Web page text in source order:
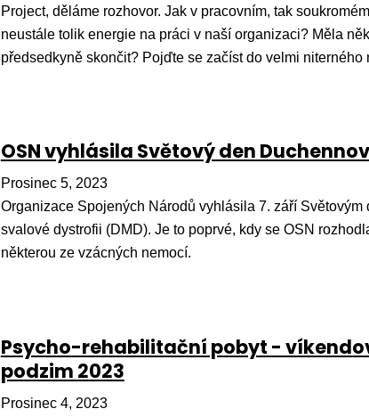
Project, děláme rozhovor. Jak v pracovním, tak
neustále tolik energie na práci v naší organizaci? Měla
předsedkyně skončit? Pojďte se začíst do velmi niterného
OSN vyhlásila Světový den
Prosinec 5, 2023
Organizace Spojených Národů vyhlásila 7. září
svalové dystrofii (DMD). Je to poprvé, kdy se OSN
některou ze vzácných nemocí.
Psycho-rehabilitační pobyt -
podzim 2023
Prosinec 4, 2023